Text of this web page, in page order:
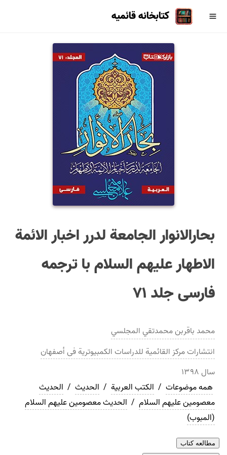
کتابخانه قائمیه
بحارالانوار الجامعة لدرر اخبار الائمة
الاطهار عليهم السلام با ترجمه
فارسی جلد ۷۱
محمد باقربن محمدتقي المجلسي
انتشاراتمرکز القائمیة للدراسات الکمبیوتریة فی أصفهان
سال ۱۳۹۸
همه موضوعات / الکتب العربیة / الحدیث / الحديث
معصومین علیهم السلام / الحديث معصومین علیهم السلام
(المبوب)
مطالعه کتاب